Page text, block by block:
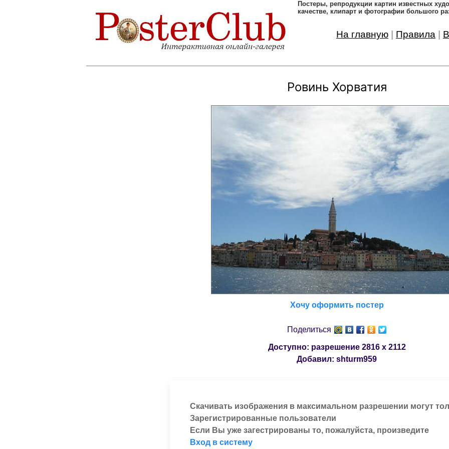
Постеры, pепродукции картин известных
качестве, клипарт и фотографии большого
На главную Правила
Ровинь Хорватия
Хочу оформить постер
Поделиться
Доступно: разрешение 2816 x 2112
Добавил: shturm959
Скачивать изображения в максимальном разрешении могут
Зарегистрированные пользователи
Если Вы уже загестрированы то, пожалуйста, произведите
Вход в систему